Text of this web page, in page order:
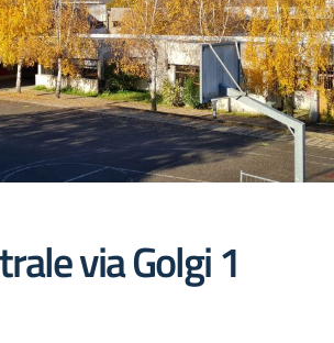
via Golgi 1